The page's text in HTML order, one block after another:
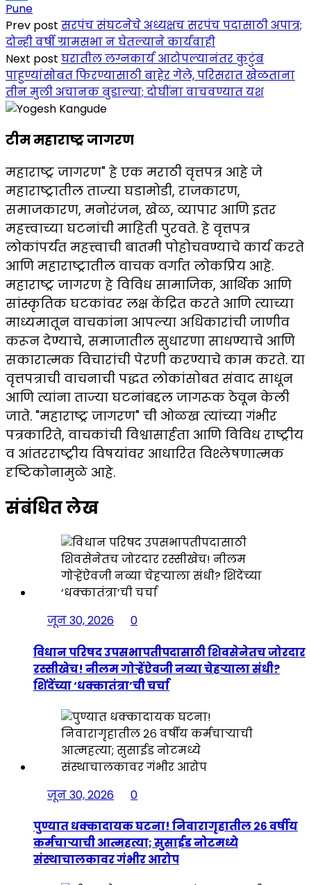
Share
Pune
Prev post सरपंच संघटनेचे अध्यक्षच सरपंच पदासाठी अपात्र;
दोन्ही वर्षी ग्रामसभा न घेतल्याने कार्यवाही
Next post घरातील लग्नकार्य आटोपल्यानंतर कुटुंब
पाहुण्यांसोबत फिरण्यासाठी बाहेर गेले, परिसरात खेळताना
तीन मुली अचानक बुडाल्या; दोघींना वाचवण्यात यश
टीम महाराष्ट्र जागरण
महाराष्ट्र जागरण" हे एक मराठी वृत्तपत्र आहे जे
महाराष्ट्रातील ताज्या घडामोडी, राजकारण,
समाजकारण, मनोरंजन, खेळ, व्यापार आणि इतर
महत्त्वाच्या घटनांची माहिती पुरवते. हे वृत्तपत्र
लोकांपर्यंत महत्त्वाची बातमी पोहोचवण्याचे कार्य करते
आणि महाराष्ट्रातील वाचक वर्गात लोकप्रिय आहे.
महाराष्ट्र जागरण हे विविध सामाजिक, आर्थिक आणि
सांस्कृतिक घटकांवर लक्ष केंद्रित करते आणि त्याच्या
माध्यमातून वाचकांना आपल्या अधिकारांची जाणीव
करून देण्याचे, समाजातील सुधारणा साधण्याचे आणि
सकारात्मक विचारांची पेरणी करण्याचे काम करते. या
वृत्तपत्राची वाचनाची पद्धत लोकांसोबत संवाद साधून
आणि त्यांना ताज्या घटनांबद्दल जागरूक ठेवून केली
जाते. "महाराष्ट्र जागरण" ची ओळख त्यांच्या गंभीर
पत्रकारिते, वाचकांची विश्वासार्हता आणि विविध राष्ट्रीय
व आंतरराष्ट्रीय विषयांवर आधारित विश्लेषणात्मक
दृष्टिकोनामुळे आहे.
संबंधित लेख
जून 30, 2026
0
विधान परिषद उपसभापतीपदासाठी शिवसेनेतच जोरदार
रस्सीखेच! नीलम गोऱ्हेंऐवजी नव्या चेहऱ्याला संधी?
शिंदेंच्या ‘धक्कातंत्रा’ची चर्चा
जून 30, 2026
0
पुण्यात धक्कादायक घटना! निवारागृहातील २६ वर्षीय
कर्मचाऱ्याची आत्महत्या; सुसाईड नोटमध्ये
संस्थाचालकावर गंभीर आरोप